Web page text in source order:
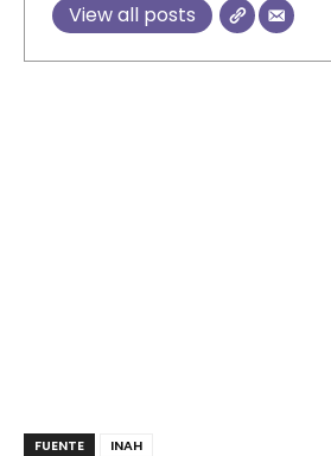
View all posts
FUENTE
INAH